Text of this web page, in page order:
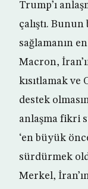
Trump’ı
çalıştı.
sağlamanın
Macron,
kısıtlamak ve
destek
anlaşma fikri
‘en büyük
sürdürmek
Merkel,